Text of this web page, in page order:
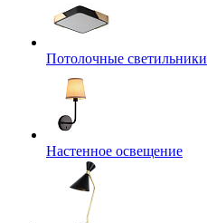
Потолочные светильники
Настенное освещение